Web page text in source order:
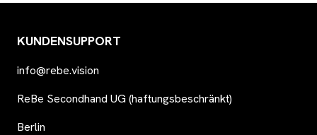
KUNDENSUPPORT
info@rebe.vision
ReBe Secondhand UG (haftungsbeschränkt)
Berlin